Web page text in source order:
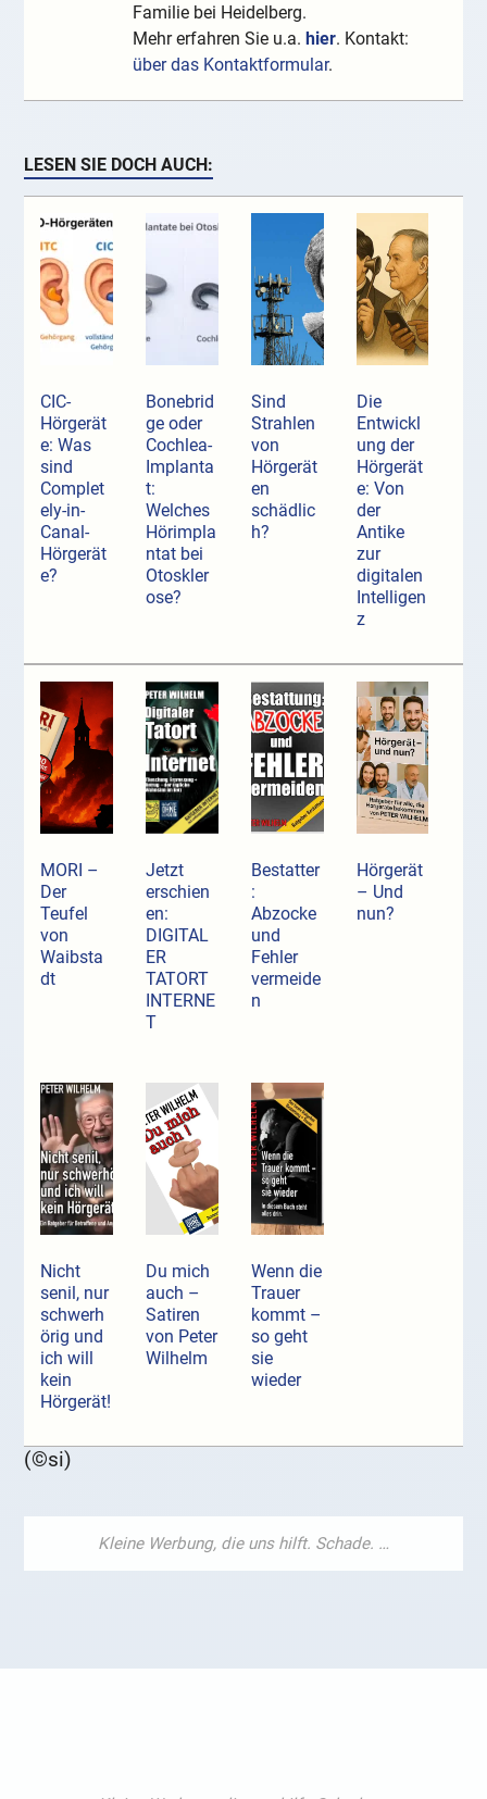
Familie bei Heidelberg.
Mehr erfahren Sie u.a.hier. Kontakt:
über das Kontaktformular.
LESEN SIE DOCH AUCH:
CIC-
Hörgerät
e: Was
sind
Complet
ely-in-
Canal-
Hörgerät
e?
Bonebrid
ge oder
Cochlea-
Implanta
t:
Welches
Hörimpla
ntat bei
Otoskler
ose?
Sind
Strahlen
von
Hörgerät
en
schädlic
h?
Die
Entwickl
ung der
Hörgerät
e: Von
der
Antike
zur
digitalen
Intelligen
z
MORI –
Der
Teufel
von
Waibsta
dt
Jetzt
erschien
en:
DIGITAL
ER
TATORT
INTERNE
T
Bestatter
:
Abzocke
und
Fehler
vermeide
n
Hörgerät
– Und
nun?
Nicht
senil, nur
schwerh
örig und
ich will
kein
Hörgerät!
Du mich
auch –
Satiren
von Peter
Wilhelm
Wenn die
Trauer
kommt –
so geht
sie
wieder
(©si)